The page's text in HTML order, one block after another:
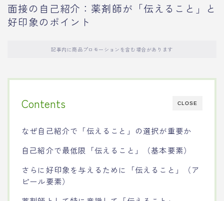
面接の自己紹介：薬剤師が「伝えること」と
好印象のポイント
記事内に商品プロモーションを含む場合があります
CLOSE
Contents
なぜ自己紹介で「伝えること」の選択が重要か
自己紹介で最低限「伝えること」（基本要素）
さらに好印象を与えるために「伝えること」（ア
ピール要素）